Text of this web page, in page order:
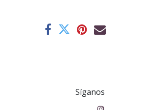
Síganos